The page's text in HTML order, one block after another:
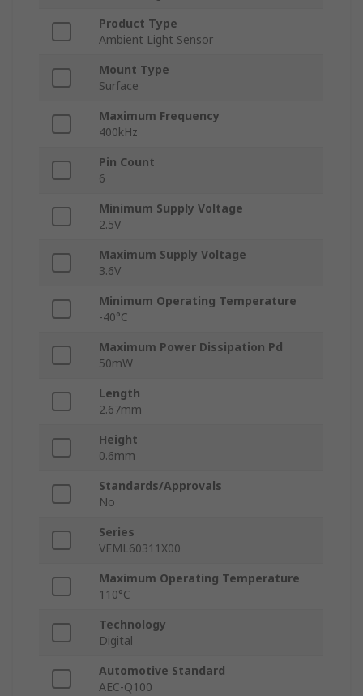
Product Type
Ambient Light Sensor
Mount Type
Surface
Maximum Frequency
400kHz
Pin Count
6
Minimum Supply Voltage
2.5V
Maximum Supply Voltage
3.6V
Minimum Operating Temperature
-40°C
Maximum Power Dissipation Pd
50mW
Length
2.67mm
Height
0.6mm
Standards/Approvals
No
Series
VEML60311X00
Maximum Operating Temperature
110°C
Technology
Digital
Automotive Standard
AEC-Q100